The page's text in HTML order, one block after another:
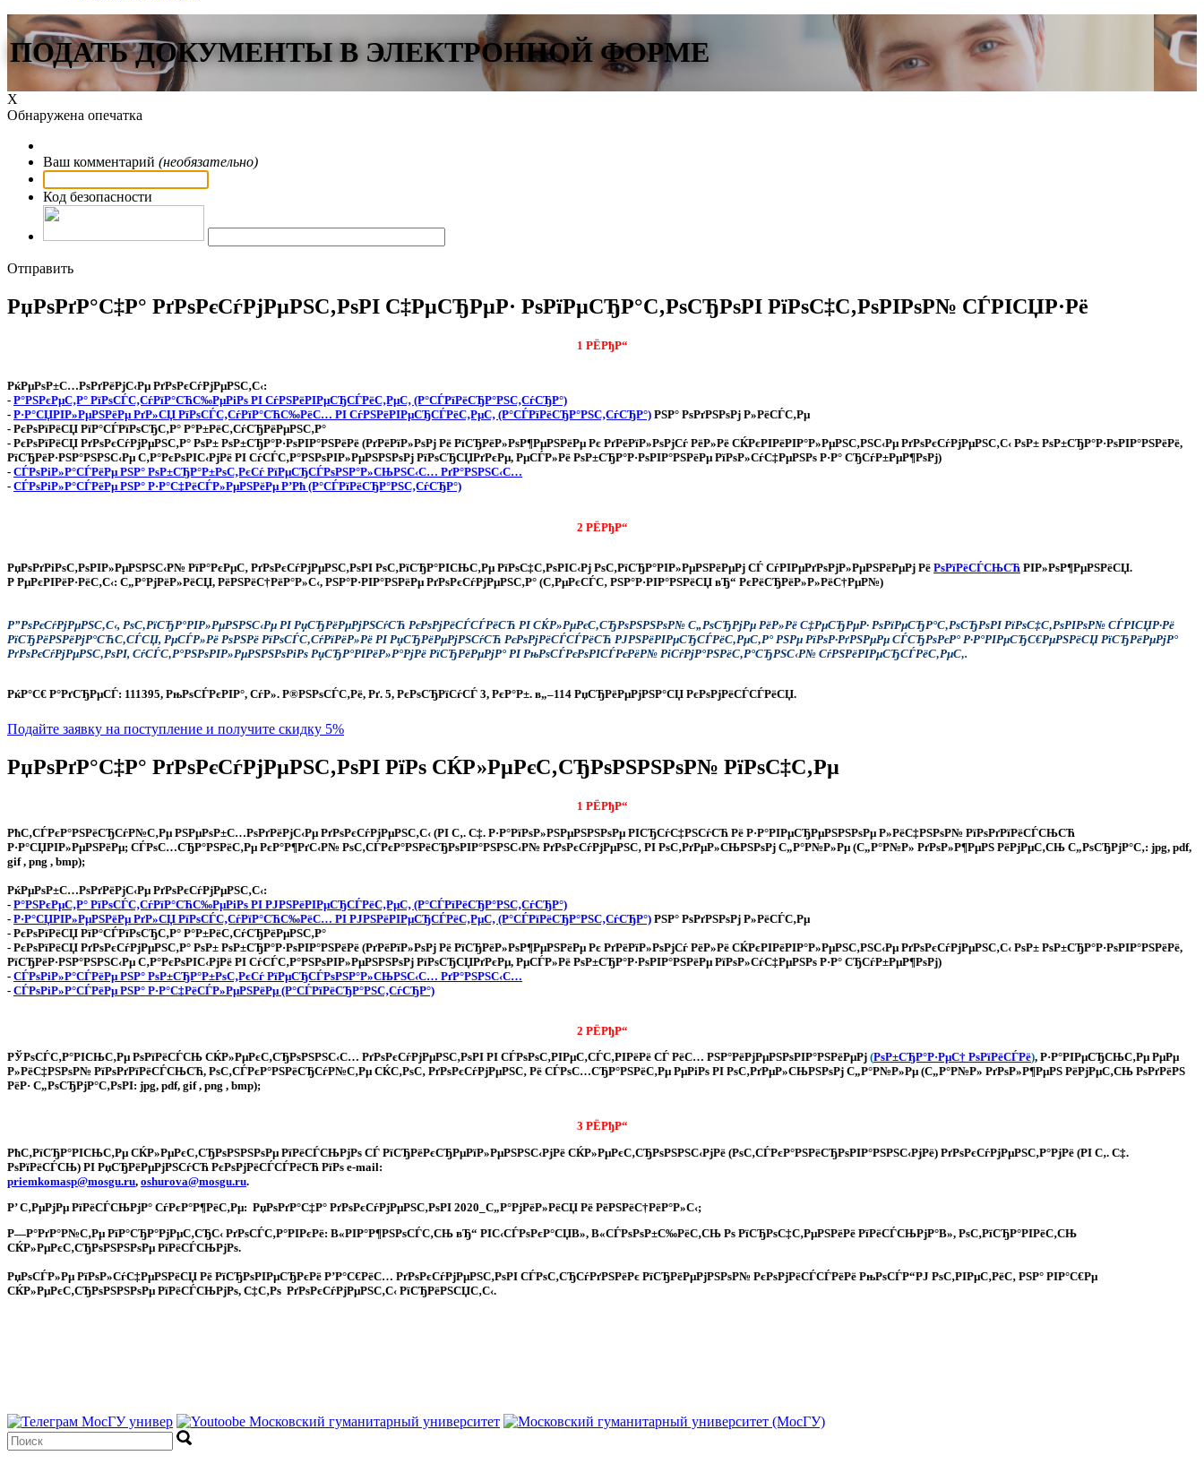
ПОДАТЬ ДОКУМЕНТЫ В ЭЛЕКТРОННОЙ ФОРМЕ
Х
Обнаружена опечатка
Ваш комментарий (необязательно)
Код безопасности
Отправить
РџРѕРґР°С‡Р° РґРѕРєСѓРјРµРЅС‚РѕРІ С‡РµСЂРµР· РѕРїРµСЂР°С‚РѕСЂРѕРІ РїРѕС‡С‚РѕРІРѕР№ СЃРІСЏР·Рё
1 РЁРђР“
РќРµРѕР±С…РѕРґРёРјС‹Рµ РґРѕРєСѓРјРµРЅС‚С‹:
- Р°РЅРєРµС‚Р° РїРѕСЃС‚СѓРїР°СЋС‰РµРіРѕ РІ СѓРЅРёРІРµСЂСЃРёС‚РµС‚ (Р°СЃРїРёСЂР°РЅС‚СѓСЂР°)
- Р·Р°СЏРІР»РµРЅРёРµ РґР»СЏ РїРѕСЃС‚СѓРїР°СЋС‰РёС… РІ СѓРЅРёРІРµСЂСЃРёС‚РµС‚ (Р°СЃРїРёСЂР°РЅС‚СѓСЂР°) РЅР° РѕРґРЅРѕРј Р»РёСЃС‚Рµ
- РєРѕРїРёСЏ РїР°СЃРїРѕСЂС‚Р° Р°Р±РёС‚СѓСЂРёРµРЅС‚Р°
- РєРѕРїРёСЏ РґРѕРєСѓРјРµРЅС‚Р° РѕР± РѕР±СЂР°Р·РѕРІР°РЅРёРё (РґРёРїР»РѕРј Рё РїСЂРёР»РѕР¶РµРЅРёРµ Рє РґРёРїР»РѕРјСѓ РёР»Рё СЌРєРІРёРІР°Р»РµРЅС‚РЅС‹Рµ РґРѕРєСѓРјРµРЅС‚С‹ РѕР± РѕР±СЂР°Р·РѕРІР°РЅРёРё,
РїСЂРёР·РЅР°РЅРЅС‹Рµ С‚Р°РєРѕРІС‹РјРё РІ СѓСЃС‚Р°РЅРѕРІР»РµРЅРЅРѕРј РїРѕСЂСЏРґРєРµ, РµСЃР»Рё РѕР±СЂР°Р·РѕРІР°РЅРёРµ РїРѕР»СѓС‡РµРЅРѕ Р·Р° СЂСѓР±РµР¶РѕРј)
- СЃРѕРіР»Р°СЃРёРµ РЅР° РѕР±СЂР°Р±РѕС‚РєСѓ РїРµСЂСЃРѕРЅР°Р»СЊРЅС‹С… РґР°РЅРЅС‹С…
- СЃРѕРіР»Р°СЃРёРµ РЅР° Р·Р°С‡РёСЃР»РµРЅРёРµ Р’Рћ (Р°СЃРїРёСЂР°РЅС‚СѓСЂР°)
2 РЁРђР“
РџРѕРґРіРѕС‚РѕРІР»РµРЅРЅС‹Р№ РїР°РєРµС‚ РґРѕРєСѓРјРµРЅС‚РѕРІ РѕС‚РїСЂР°РІСЊС‚Рµ РїРѕС‡С‚РѕРІС‹Рј РѕС‚РїСЂР°РІР»РµРЅРёРµРј СЃ СѓРІРµРґРѕРјР»РµРЅРёРµРј Рё РѕРїРёСЃСЊСЋ РІР»РѕР¶РµРЅРёСЏ.
Р РµРєРІРёР·РёС‚С‹: С„Р°РјРёР»РёСЏ, РёРЅРёС†РёР°Р»С‹, РЅР°Р·РІР°РЅРёРµ РґРѕРєСѓРјРµРЅС‚Р° (С‚РµРєСЃС‚ РЅР°Р·РІР°РЅРёСЏ вЂ“ РєРёСЂРёР»Р»РёС†РµР№)
Р”РѕРєСѓРјРµРЅС‚С‹, РѕС‚РїСЂР°РІР»РµРЅРЅС‹Рµ РІ РџСЂРёРµРјРЅСѓСЋ РєРѕРјРёСЃСЃРёСЋ РІ СЌР»РµРєС‚СЂРѕРЅРЅРѕР№ С„РѕСЂРјРµ РёР»Рё С‡РµСЂРµР· РѕРїРµСЂР°С‚РѕСЂРѕРІ РїРѕС‡С‚РѕРІРѕР№ СЃРІСЏР·Рё
РїСЂРёРЅРёРјР°СЋС‚СЃСЏ, РµСЃР»Рё РѕРЅРё РїРѕСЃС‚СѓРїРёР»Рё РІ РџСЂРёРµРјРЅСѓСЋ РєРѕРјРёСЃСЃРёСЋ РЈРЅРёРІРµСЂСЃРёС‚РµС‚Р° РЅРµ РїРѕР·РґРЅРµРµ СЃСЂРѕРєР° Р·Р°РІРµСЂС€РµРЅРёСЏ РїСЂРёРµРјР°
РґРѕРєСѓРјРµРЅС‚РѕРІ, СѓСЃС‚Р°РЅРѕРІР»РµРЅРЅРѕРіРѕ РџСЂР°РІРёР»Р°РјРё РїСЂРёРµРјР° РІ РњРѕСЃРєРѕРІСЃРєРёР№ РіСѓРјР°РЅРёС‚Р°СЂРЅС‹Р№ СѓРЅРёРІРµСЂСЃРёС‚РµС‚.
РќР°С€ Р°РґСЂРµСЃ: 111395, РњРѕСЃРєРІР°, СѓР». Р®РЅРѕСЃС‚Рё, Рґ. 5, РєРѕСЂРїСѓСЃ 3, РєР°Р±. в„–114 РџСЂРёРµРјРЅР°СЏ РєРѕРјРёСЃСЃРёСЏ.
Подайте заявку на поступление и получите скидку 5%
РџРѕРґР°С‡Р° РґРѕРєСѓРјРµРЅС‚РѕРІ РїРѕ СЌР»РµРєС‚СЂРѕРЅРЅРѕР№ РїРѕС‡С‚Рµ
1 РЁРђР“
РћС‚СЃРєР°РЅРёСЂСѓР№С‚Рµ РЅРµРѕР±С…РѕРґРёРјС‹Рµ РґРѕРєСѓРјРµРЅС‚С‹ (РІ С‚. С‡. Р·Р°РїРѕР»РЅРµРЅРЅРѕРµ РІСЂСѓС‡РЅСѓСЋ Рё Р·Р°РІРµСЂРµРЅРЅРѕРµ Р»РёС‡РЅРѕР№ РїРѕРґРїРёСЃСЊСЋ
Р·Р°СЏРІР»РµРЅРёРµ; СЃРѕС…СЂР°РЅРёС‚Рµ РєР°Р¶РґС‹Р№ РѕС‚СЃРєР°РЅРёСЂРѕРІР°РЅРЅС‹Р№ РґРѕРєСѓРјРµРЅС‚ РІ РѕС‚РґРµР»СЊРЅРѕРј С„Р°Р№Р»Рµ (С„Р°Р№Р» РґРѕР»Р¶РµРЅ РёРјРµС‚СЊ С„РѕСЂРјР°С‚: jpg, pdf,
gif , png , bmp);
РќРµРѕР±С…РѕРґРёРјС‹Рµ РґРѕРєСѓРјРµРЅС‚С‹:
- Р°РЅРєРµС‚Р° РїРѕСЃС‚СѓРїР°СЋС‰РµРіРѕ РІ РЈРЅРёРІРµСЂСЃРёС‚РµС‚ (Р°СЃРїРёСЂР°РЅС‚СѓСЂР°)
- Р·Р°СЏРІР»РµРЅРёРµ РґР»СЏ РїРѕСЃС‚СѓРїР°СЋС‰РёС… РІ РЈРЅРёРІРµСЂСЃРёС‚РµС‚ (Р°СЃРїРёСЂР°РЅС‚СѓСЂР°) РЅР° РѕРґРЅРѕРј Р»РёСЃС‚Рµ
- РєРѕРїРёСЏ РїР°СЃРїРѕСЂС‚Р° Р°Р±РёС‚СѓСЂРёРµРЅС‚Р°
- РєРѕРїРёСЏ РґРѕРєСѓРјРµРЅС‚Р° РѕР± РѕР±СЂР°Р·РѕРІР°РЅРёРё (РґРёРїР»РѕРј Рё РїСЂРёР»РѕР¶РµРЅРёРµ Рє РґРёРїР»РѕРјСѓ РёР»Рё СЌРєРІРёРІР°Р»РµРЅС‚РЅС‹Рµ РґРѕРєСѓРјРµРЅС‚С‹ РѕР± РѕР±СЂР°Р·РѕРІР°РЅРёРё,
РїСЂРёР·РЅР°РЅРЅС‹Рµ С‚Р°РєРѕРІС‹РјРё РІ СѓСЃС‚Р°РЅРѕРІР»РµРЅРЅРѕРј РїРѕСЂСЏРґРєРµ, РµСЃР»Рё РѕР±СЂР°Р·РѕРІР°РЅРёРµ РїРѕР»СѓС‡РµРЅРѕ Р·Р° СЂСѓР±РµР¶РѕРј)
- СЃРѕРіР»Р°СЃРёРµ РЅР° РѕР±СЂР°Р±РѕС‚РєСѓ РїРµСЂСЃРѕРЅР°Р»СЊРЅС‹С… РґР°РЅРЅС‹С…
- СЃРѕРіР»Р°СЃРёРµ РЅР° Р·Р°С‡РёСЃР»РµРЅРёРµ (Р°СЃРїРёСЂР°РЅС‚СѓСЂР°)
2 РЁРђР“
РЎРѕСЃС‚Р°РІСЊС‚Рµ РѕРїРёСЃСЊ СЌР»РµРєС‚СЂРѕРЅРЅС‹С… РґРѕРєСѓРјРµРЅС‚РѕРІ РІ СЃРѕРѕС‚РІРµС‚СЃС‚РІРёРё СЃ РёС… РЅР°РёРјРµРЅРѕРІР°РЅРёРµРј (РѕР±СЂР°Р·РµС† РѕРїРёСЃРё), Р·Р°РІРµСЂСЊС‚Рµ РµРµ
Р»РёС‡РЅРѕР№ РїРѕРґРїРёСЃСЊСЋ, РѕС‚СЃРєР°РЅРёСЂСѓР№С‚Рµ СЌС‚РѕС‚ РґРѕРєСѓРјРµРЅС‚ Рё СЃРѕС…СЂР°РЅРёС‚Рµ РµРіРѕ РІ РѕС‚РґРµР»СЊРЅРѕРј С„Р°Р№Р»Рµ (С„Р°Р№Р» РґРѕР»Р¶РµРЅ РёРјРµС‚СЊ РѕРґРёРЅ
РёР· С„РѕСЂРјР°С‚РѕРІ: jpg, pdf, gif , png , bmp);
3 РЁРђР“
РћС‚РїСЂР°РІСЊС‚Рµ СЌР»РµРєС‚СЂРѕРЅРЅРѕРµ РїРёСЃСЊРјРѕ СЃ РїСЂРёРєСЂРµРїР»РµРЅРЅС‹РјРё СЌР»РµРєС‚СЂРѕРЅРЅС‹РјРё (РѕС‚СЃРєР°РЅРёСЂРѕРІР°РЅРЅС‹РјРё) РґРѕРєСѓРјРµРЅС‚Р°РјРё (РІ С‚. С‡.
РѕРїРёСЃСЊ) РІ РџСЂРёРµРјРЅСѓСЋ РєРѕРјРёСЃСЃРёСЋ РїРѕ e-mail:
priemkomasp@mosgu.ru, oshurova@mosgu.ru.
Р’ С‚РµРјРµ РїРёСЃСЊРјР° СѓРєР°Р¶РёС‚Рµ: РџРѕРґР°С‡Р° РґРѕРєСѓРјРµРЅС‚РѕРІ 2020_С„Р°РјРёР»РёСЏ Рё РёРЅРёС†РёР°Р»С‹;
Р—Р°РґР°Р№С‚Рµ РїР°СЂР°РјРµС‚СЂС‹ РґРѕСЃС‚Р°РІРєРё: В«РІР°Р¶РЅРѕСЃС‚СЊ вЂ“ РІС‹СЃРѕРєР°СЏВ», В«СЃРѕРѕР±С‰РёС‚СЊ Рѕ РїСЂРѕС‡С‚РµРЅРёРё РїРёСЃСЊРјР°В», РѕС‚РїСЂР°РІРёС‚СЊ
СЌР»РµРєС‚СЂРѕРЅРЅРѕРµ РїРёСЃСЊРјРѕ.
РџРѕСЃР»Рµ РїРѕР»СѓС‡РµРЅРёСЏ Рё РїСЂРѕРІРµСЂРєРё Р’Р°С€РёС… РґРѕРєСѓРјРµРЅС‚РѕРІ СЃРѕС‚СЂСѓРґРЅРёРє РїСЂРёРµРјРЅРѕР№ РєРѕРјРёСЃСЃРёРё РњРѕСЃР“РЈ РѕС‚РІРµС‚РёС‚ РЅР° РІР°С€Рµ
СЌР»РµРєС‚СЂРѕРЅРЅРѕРµ РїРёСЃСЊРјРѕ, С‡С‚Рѕ РґРѕРєСѓРјРµРЅС‚С‹ РїСЂРёРЅСЏС‚С‹.